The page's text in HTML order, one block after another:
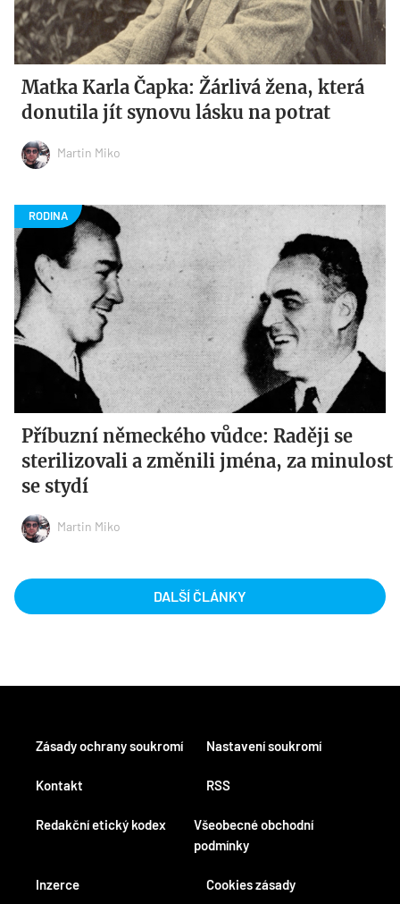
Matka Karla Čapka: Žárlivá žena, která
donutila jít synovu lásku na potrat
Martin Miko
Příbuzní německého vůdce: Raději se
sterilizovali a změnili jména, za minulost
se stydí
Martin Miko
DALŠÍ ČLÁNKY
Kontakt
Redakční etický kodex
Inzerce
RSS
Všeobecné obchodní
podmínky
Cookies zásady
Zásady ochrany soukromí Nastavení soukromí